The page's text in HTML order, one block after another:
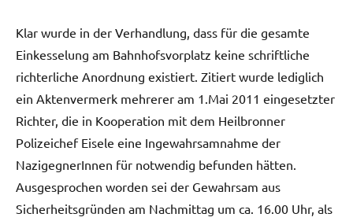
Klar wurde in der Verhandlung, dass für die gesamte
Einkesselung am Bahnhofsvorplatz keine schriftliche
richterliche Anordnung existiert. Zitiert wurde lediglich
ein Aktenvermerk mehrerer am 1.Mai 2011 eingesetzter
Richter, die in Kooperation mit dem Heilbronner
Polizeichef Eisele eine Ingewahrsamnahme der
NazigegnerInnen für notwendig befunden hätten.
Ausgesprochen worden sei der Gewahrsam aus
Sicherheitsgründen am Nachmittag um ca. 16.00 Uhr, als